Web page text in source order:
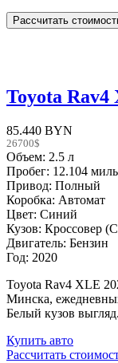
Toyota Rav4
85.440 BYN
26700$
Объем: 2.5 л
Пробег: 12.104
Привод: Полный
Коробка: Автомат
Цвет: Синий
Кузов: Кроссовер
Двигатель: Бензин
Год: 2020
Toyota Rav4 XLE
Минска,
Белый кузов
Купить авто
Рассчитать